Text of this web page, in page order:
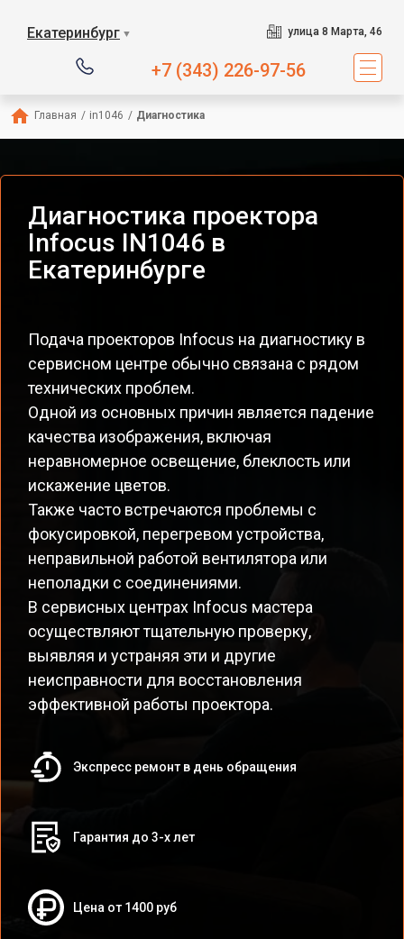
Екатеринбург ▼ улица 8 Марта, 46
+7 (343) 226-97-56
Главная / in1046 / Диагностика
Диагностика проектора
Infocus IN1046 в
Екатеринбурге
Подача проекторов Infocus на диагностику в
сервисном центре обычно связана с рядом
технических проблем.
Одной из основных причин является падение
качества изображения, включая
неравномерное освещение, блеклость или
искажение цветов.
Также часто встречаются проблемы с
фокусировкой, перегревом устройства,
неправильной работой вентилятора или
неполадки с соединениями.
В сервисных центрах Infocus мастера
осуществляют тщательную проверку,
выявляя и устраняя эти и другие
неисправности для восстановления
эффективной работы проектора.
Экспресс ремонт в день обращения
Гарантия до 3-х лет
Цена от 1400 руб